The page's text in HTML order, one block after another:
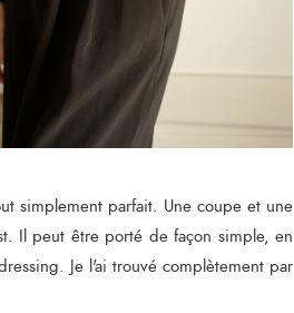
simplement parfait. Une coupe et une
Il peut être porté de façon simple, en
Je l'ai trouvé complètement par